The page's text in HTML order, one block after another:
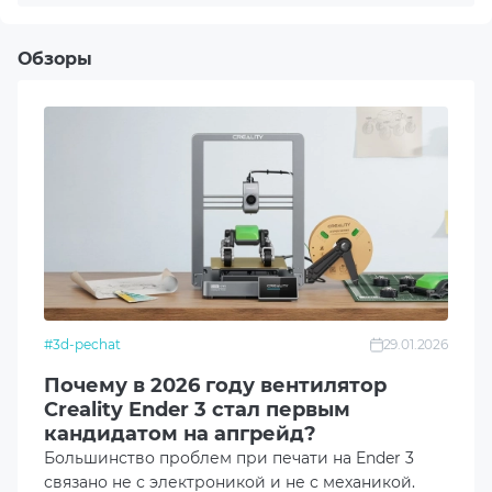
76
Страна регистрации бренда
*Характеристики и комплектация товара могут
изменяться изготовителем без уведомления.
Обзоры
#3d-pechat 29.01.2026
Почему в 2026 году вентилятор
Creality Ender 3 стал первым
кандидатом на апгрейд?
Большинство проблем при печати на Ender 3
связано не с электроникой и не с механикой.